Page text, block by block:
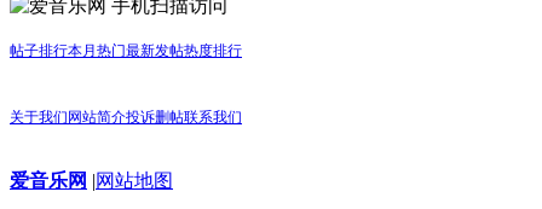
手机扫描访问
帖子排行本月热门最新发帖热度排行
关于我们 网站简介投诉删帖联系我们
爱音乐网 |网站地图